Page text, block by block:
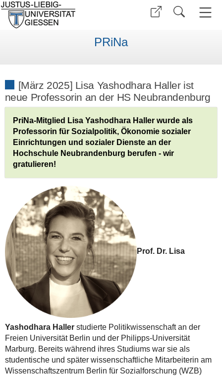
PRiNa
[März 2025] Lisa Yashodhara Haller ist
neue Professorin an der HS Neubrandenburg
PriNa-Mitglied Lisa Yashodhara Haller wurde als
Professorin für Sozialpolitik, Ökonomie sozialer
Einrichtungen und sozialer Dienste an der
Hochschule Neubrandenburg berufen - wir
gratulieren!
Prof. Dr. Lisa
Yashodhara Hallerstudierte Politikwissenschaft an der
Freien Universität Berlin und der Philipps-Universität
Marburg. Bereits während ihres Studiums war sie als
studentische und später wissenschaftliche Mitarbeiterin am
Wissenschaftszentrum Berlin für Sozialforschung (WZB)